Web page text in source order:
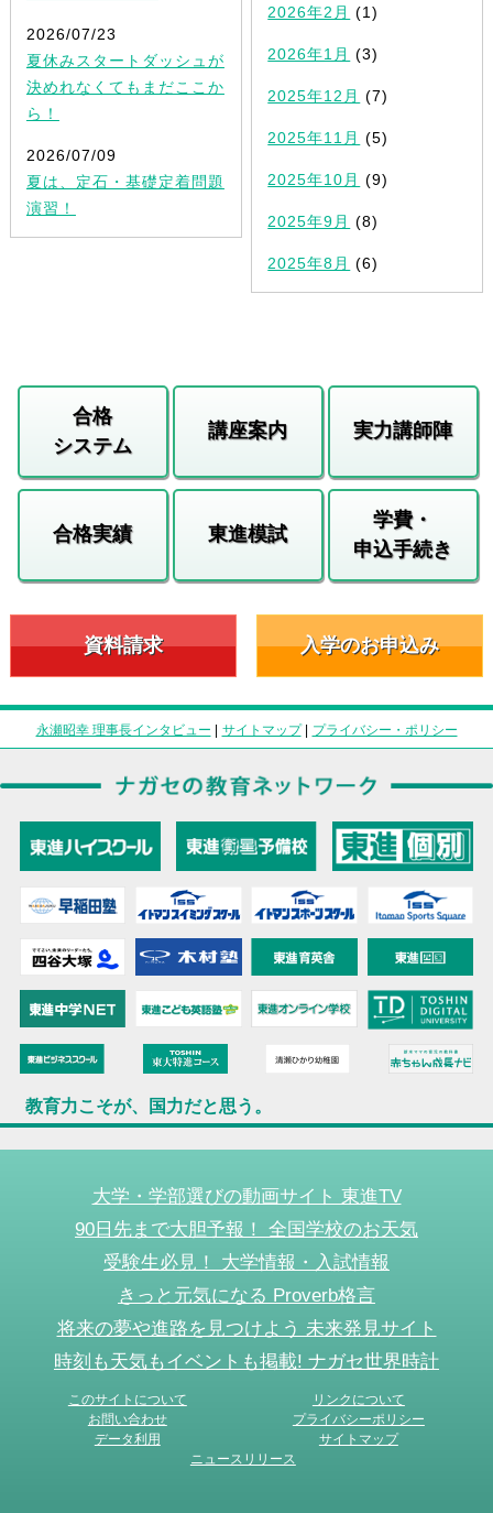
2026/07/23
夏休みスタートダッシュが
決めれなくてもまだここか
ら！
2026/07/09
夏は、定石・基礎定着問題
演習！
2026年2月 (1)
2026年1月 (3)
2025年12月 (7)
2025年11月 (5)
2025年10月 (9)
2025年9月 (8)
2025年8月 (6)
合格
システム
講座案内 実力講師陣
合格実績 東進模試
学費・
申込手続き
資料請求 入学のお申込み
永瀬昭幸 理事長インタビュー | サイトマップ| プライバシー・ポリシー
教育力こそが、国力だと思う。
大学・学部選びの動画サイト 東進TV
90日先まで大胆予報！ 全国学校のお天気
受験生必見！ 大学情報・入試情報
きっと元気になる Proverb格言
将来の夢や進路を見つけよう 未来発見サイト
時刻も天気もイベントも掲載! ナガセ世界時計
このサイトについて
リンクについて
お問い合わせ
プライバシーポリシー
データ利用
サイトマップ
ニュースリリース